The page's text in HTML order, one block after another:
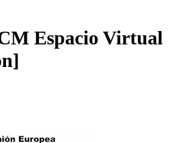
Espacio Virtual